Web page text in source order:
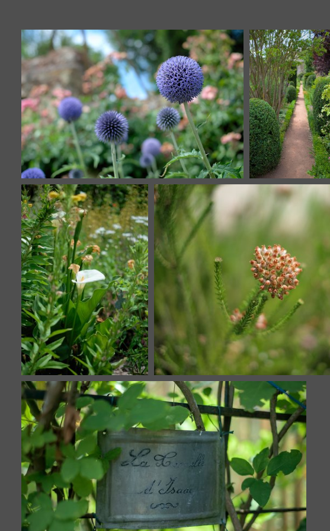
Le retour du Roi
20604 visites
Like a fireworks
19164 visites
Quiet place
19545 visites